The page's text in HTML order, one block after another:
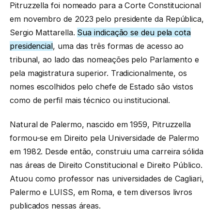
Pitruzzella foi nomeado para a Corte Constitucional
em novembro de 2023 pelo presidente da República,
Sergio Mattarella. Sua indicação se deu pela cota
presidencial, uma das três formas de acesso ao
tribunal, ao lado das nomeações pelo Parlamento e
pela magistratura superior. Tradicionalmente, os
nomes escolhidos pelo chefe de Estado são vistos
como de perfil mais técnico ou institucional.
Natural de Palermo, nascido em 1959, Pitruzzella
formou-se em Direito pela Universidade de Palermo
em 1982. Desde então, construiu uma carreira sólida
nas áreas de Direito Constitucional e Direito Público.
Atuou como professor nas universidades de Cagliari,
Palermo e LUISS, em Roma, e tem diversos livros
publicados nessas áreas.